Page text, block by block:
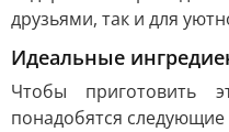
друзьями, так и для
Идеальные
Чтобы приготовить
понадобятся